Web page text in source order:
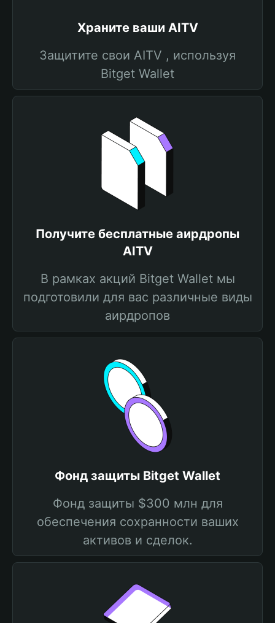
Храните ваши AITV
Защитите свои AITV , используя
Bitget Wallet
Получите бесплатные аирдропы
AITV
В рамках акций Bitget Wallet мы
подготовили для вас различные виды
аирдропов
Фонд защиты Bitget Wallet
Фонд защиты $300 млн для
обеспечения сохранности ваших
активов и сделок.